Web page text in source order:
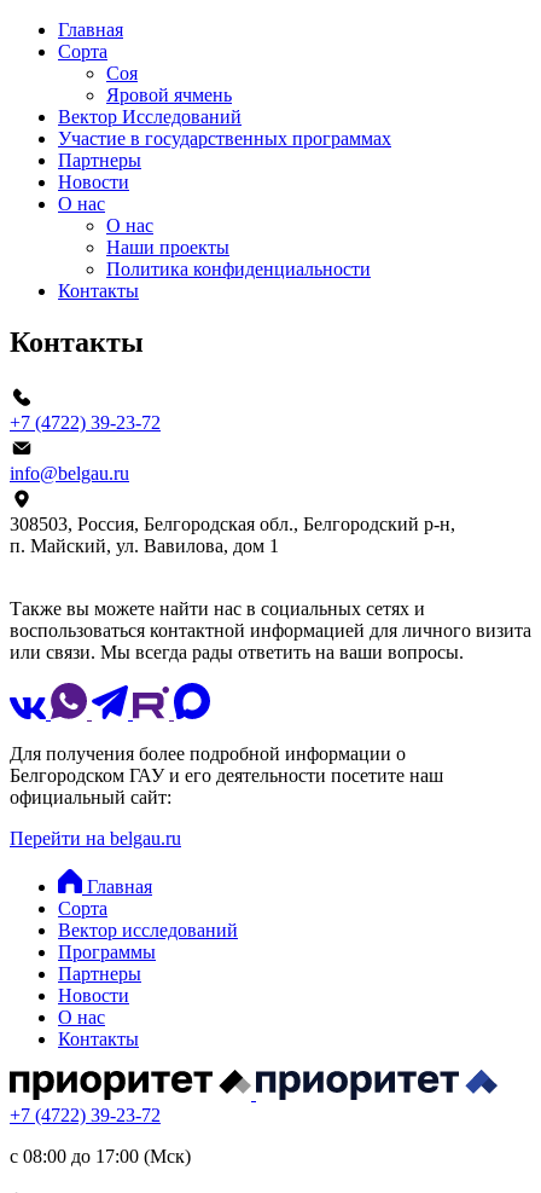
Главная
Сорта
Соя
Яровой ячмень
Вектор Исследований
Участие в государственных программах
Партнеры
Новости
О нас
О нас
Наши проекты
Политика конфиденциальности
Контакты
Контакты
+7 (4722) 39-23-72
info@belgau.ru
308503, Россия, Белгородская обл., Белгородский р‑н,
п. Майский, ул. Вавилова, дом 1
Также вы можете найти нас в социальных сетях и
воспользоваться контактной информацией для личного визита
или связи. Мы всегда рады ответить на ваши вопросы.
Для получения более подробной информации о
Белгородском ГАУ и его деятельности посетите наш
официальный сайт:
Перейти на belgau.ru
Главная
Сорта
Вектор исследований
Программы
Партнеры
Новости
О нас
Контакты
+7 (4722) 39-23-72
с 08:00 до 17:00 (Мск)